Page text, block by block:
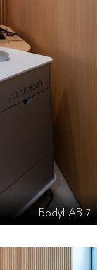
BodyLAB-7